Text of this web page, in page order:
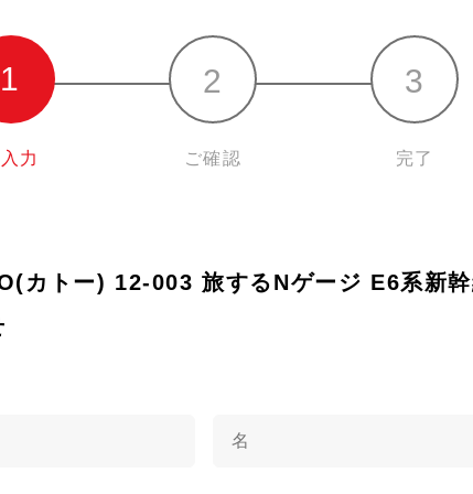
力 ご確認 完了
カトー) 12-003 旅するNゲージ E6系新